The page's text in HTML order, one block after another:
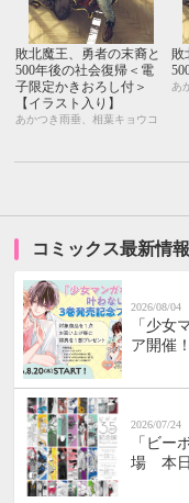
敗北魔王、勇者の末裔と
500年後の社会復帰＜電
子限定かきおろし付＞
【イラスト入り】
あかつき雨垂、相葉キョウコ
敗
あ
コミックス最新情報
2026/08/04
「少女
ア開催！
2026/07/24
「ビー
場 本日